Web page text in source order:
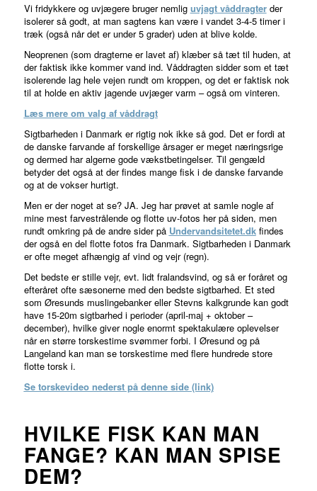
Vi fridykkere og uvjægere bruger nemlig uvjagt våddragterder
isolerer så godt, at man sagtens kan være i vandet 3-4-5 timer i
træk (også når det er under 5 grader) uden at blive kolde.
Neoprenen (som dragterne er lavet af) klæber så tæt til huden, at
der faktisk ikke kommer vand ind. Våddragten sidder som et tæt
isolerende lag hele vejen rundt om kroppen, og det er faktisk nok
til at holde en aktiv jagende uvjæger varm – også om vinteren.
Læs mere om valg af våddragt
Sigtbarheden i Danmark er rigtig nok ikke så god. Det er fordi at
de danske farvande af forskellige årsager er meget næringsrige
og dermed har algerne gode vækstbetingelser. Til gengæld
betyder det også at der findes mange fisk i de danske farvande
og at de vokser hurtigt.
Men er der noget at se? JA. Jeg har prøvet at samle nogle af
mine mest farvestrålende og flotte uv-fotos her på siden, men
rundt omkring på de andre sider på Undervandsitetet.dkfindes
der også en del flotte fotos fra Danmark. Sigtbarheden i Danmark
er ofte meget afhængig af vind og vejr (regn).
Det bedste er stille vejr, evt. lidt fralandsvind, og så er foråret og
efteråret ofte sæsonerne med den bedste sigtbarhed. Et sted
som Øresunds muslingebanker eller Stevns kalkgrunde kan godt
have 15-20m sigtbarhed i perioder (april-maj + oktober –
december), hvilke giver nogle enormt spektakulære oplevelser
når en større torskestime svømmer forbi. I Øresund og på
Langeland kan man se torskestime med flere hundrede store
flotte torsk i.
Se torskevideo nederst på denne side (link)
HVILKE FISK KAN MAN
FANGE? KAN MAN SPISE
DEM?